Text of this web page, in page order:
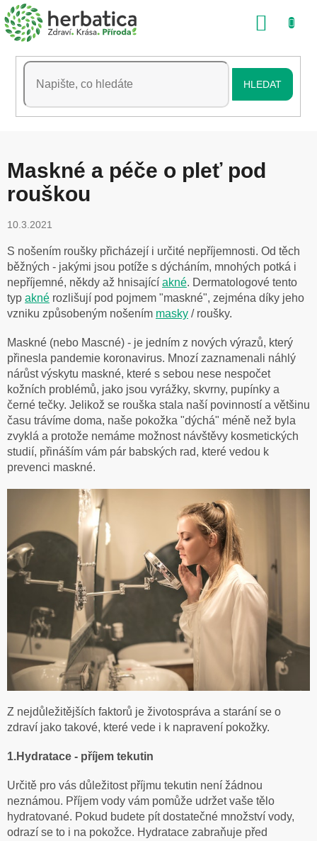
Přejít
na
obsah
HLEDAT
Maskné a péče o pleť pod
rouškou
10.3.2021
S nošením roušky přicházejí i určité nepříjemnosti. Od těch
běžných - jakými jsou potíže s dýcháním, mnohých potká i
nepříjemné, někdy až hnisající akné. Dermatologové tento
typ akné rozlišují pod pojmem "maskné", zejména díky jeho
vzniku způsobeným nošením masky / roušky.
Maskné (nebo Mascné) - je jedním z nových výrazů, který
přinesla pandemie koronavirus. Mnozí zaznamenali náhlý
nárůst výskytu maskné, které s sebou nese nespočet
kožních problémů, jako jsou vyrážky, skvrny, pupínky a
černé tečky. Jelikož se rouška stala naší povinností a většinu
času trávíme doma, naše pokožka "dýchá" méně než byla
zvyklá a protože nemáme možnost návštěvy kosmetických
studií, přináším vám pár babských rad, které vedou k
prevenci maskné.
Z nejdůležitějších faktorů je životospráva a starání se o
zdraví jako takové, které vede i k napravení pokožky.
1.Hydratace - příjem tekutin
Určitě pro vás důležitost příjmu tekutin není žádnou
neznámou. Příjem vody vám pomůže udržet vaše tělo
hydratované. Pokud budete pít dostatečné množství vody,
odrazí se to i na pokožce. Hydratace zabraňuje před